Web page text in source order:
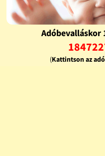
Adóbevalláskor
(Kattintson az